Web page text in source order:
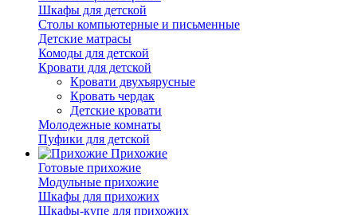
Шкафы для детской
Столы компьютерные и письменные
Детские матрасы
Комоды для детской
Кровати для детской
Кровати двухъярусные
Кровать чердак
Детские кровати
Молодежные комнаты
Пуфики для детской
Прихожие
Готовые прихожие
Модульные прихожие
Шкафы для прихожих
Шкафы-купе для прихожих